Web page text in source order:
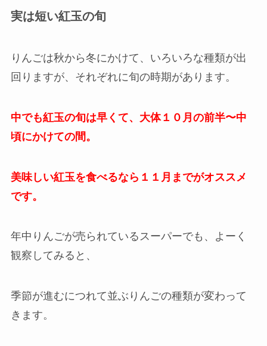
実は短い紅玉の旬
りんごは秋から冬にかけて、いろいろな種類が出
回りますが、それぞれに旬の時期があります。
中でも紅玉の旬は早くて、大体１０月の前半〜中
頃にかけての間。
美味しい紅玉を食べるなら１１月までがオススメ
です。
年中りんごが売られているスーパーでも、よーく
観察してみると、
季節が進むにつれて並ぶりんごの種類が変わって
きます。